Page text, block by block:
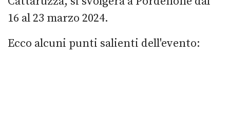
16 al 23 marzo 2024.
Ecco alcuni punti salienti dell'evento: